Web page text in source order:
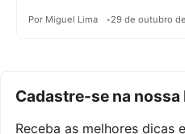
Por Miguel Lima 29 de outubro
Cadastre-se na
Receba as melhores dicas